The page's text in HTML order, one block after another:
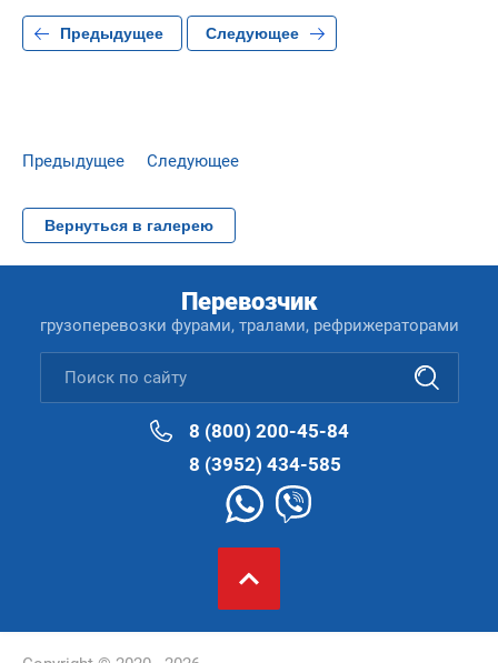
Предыдущее Следующее
Предыдущее Следующее
Вернуться в галерею
Перевозчик
грузоперевозки фурами, тралами, рефрижераторами
8 (800) 200-45-84
8 (3952) 434-585